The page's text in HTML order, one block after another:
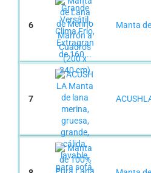
6 Manta
7